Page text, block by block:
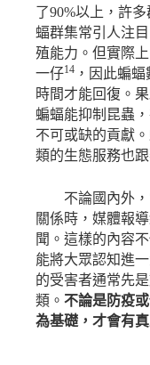
了90%以上，許
蝠群集常引人注
殖能力。但實際
一仔14 ，因此蝙
時間才能回復。
蝙蝠能抑制昆蟲
不可或缺的貢獻
類的生態服務也
不論國內外
關係時，媒體報
聞。這樣的內容
能將大眾認知進
的受害者通常先
類。 不論是防疫
為基礎，才會有